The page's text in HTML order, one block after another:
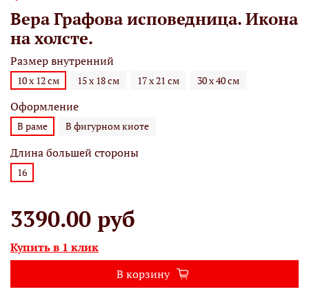
Вера Графова исповедница. Икона
на холсте.
Размер внутренний
10 х 12 см 15 х 18 см 17 х 21 см 30 х 40 см
Оформление
В раме В фигурном киоте
Длина большей стороны
16
3390.00 руб
Купить в 1 клик
В корзину